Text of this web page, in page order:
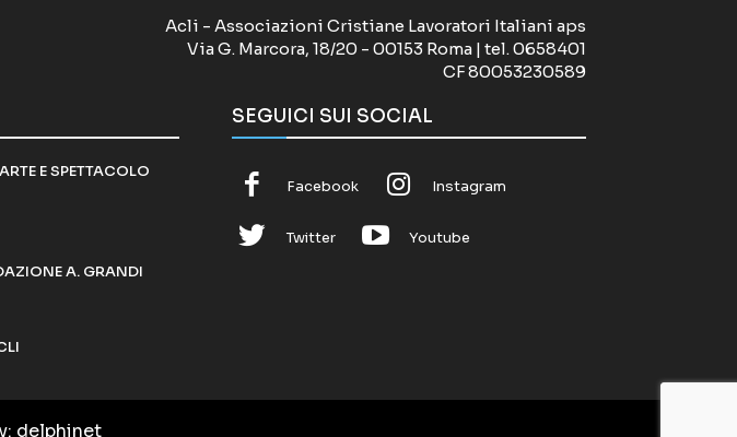
Acli - Associazioni Cristiane Lavoratori Italiani aps
Via G. Marcora, 18/20 - 00153 Roma | tel. 0658401
CF 80053230589
E SPETTACOLO
A. GRANDI
SEGUICI SUI SOCIAL
Facebook Instagram
Twitter Youtube
: delphinet